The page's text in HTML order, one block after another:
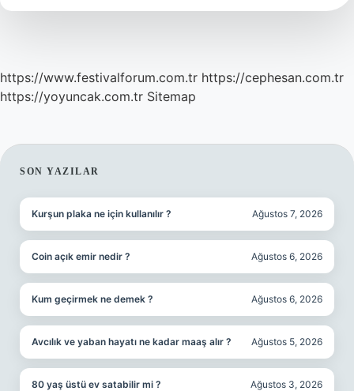
Cc
https://www.festivalforum.com.tr https://cephesan.com.tr
https://yoyuncak.com.tr Sitemap
SIDEBAR
SON YAZILAR
Kurşun plaka ne için kullanılır ? Ağustos 7, 2026
Coin açık emir nedir ? Ağustos 6, 2026
Kum geçirmek ne demek ? Ağustos 6, 2026
Avcılık ve yaban hayatı ne kadar maaş alır ? Ağustos 5, 2026
80 yaş üstü ev satabilir mi ? Ağustos 3, 2026